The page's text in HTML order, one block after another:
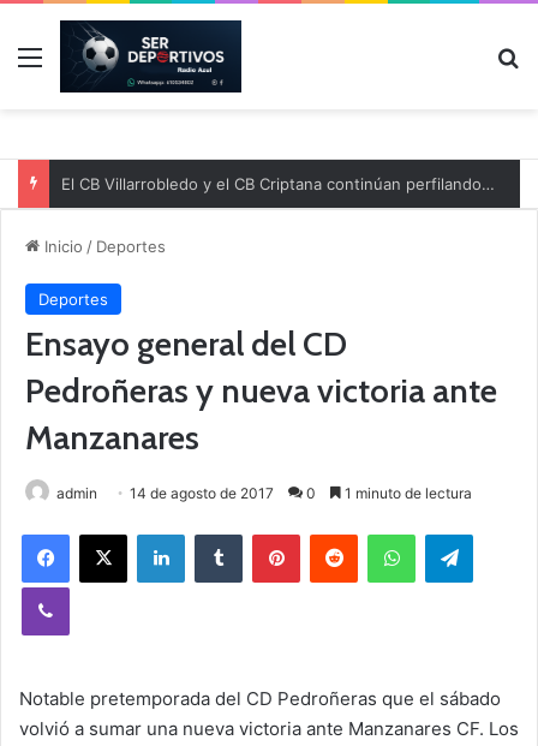
Menú
El CB Villarrobledo y el CB Criptana continúan perfilando sus plantillas
Inicio / Deportes
Deportes
Ensayo general del CD
Pedroñeras y nueva victoria ante
Manzanares
admin 14 de agosto de 2017 0 1 minuto de lectura
Notable pretemporada del CD Pedroñeras que el sábado
volvió a sumar una nueva victoria ante Manzanares CF. Los